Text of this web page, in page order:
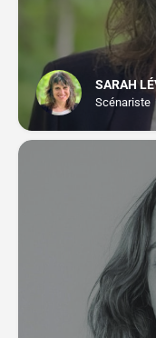
SARAH
Scénariste